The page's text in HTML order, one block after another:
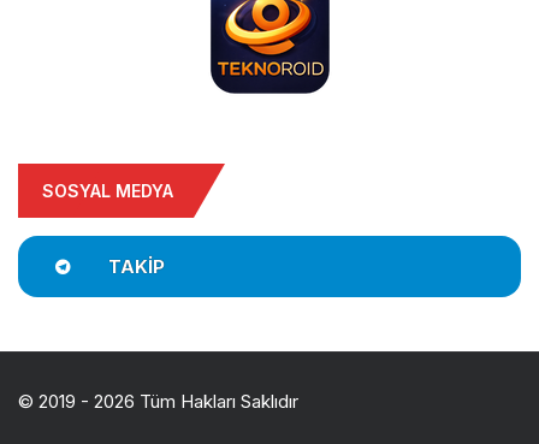
SOSYAL MEDYA
TAKIP
© 2019 - 2026 Tüm Hakları Saklıdır